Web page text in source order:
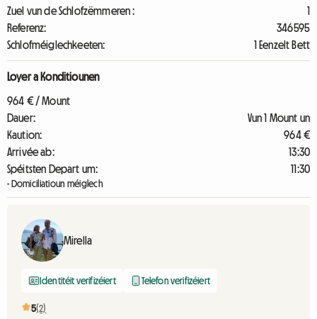
Zuel vun de Schlofzëmmeren :
1
Referenz:
346595
Schlofméiglechkeeten:
1 Eenzelt Bett
Loyer a Konditiounen
964 € / Mount
Dauer:
Vun 1 Mount un
Kaution:
964 €
Arrivée ab:
13:30
Spéitsten Depart um:
11:30
- Domiciliatioun méiglech
Mirella
Identitéit verifizéiert Telefon verifizéiert
5(2)